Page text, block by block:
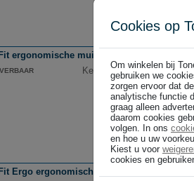
ergonomische muis / bedraad / optisch /
Kensington K75403EU
Ergo ergonomische muis / draadloos /
Cookies op
Om winkelen bij
gebruiken we
zorgen ervoor dat
analytische functie
graag alleen
daarom cookies
volgen. In ons
en hoe u uw
Kiest u voor
cookies en